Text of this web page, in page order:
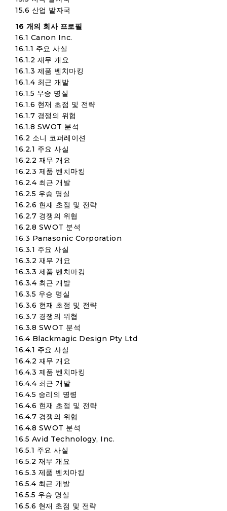
15.6 산업 발자국
16 개의 회사 프로필
16.1 Canon Inc.
16.1.1 주요 사실
16.1.2 재무 개요
16.1.3 제품 벤치마킹
16.1.4 최근 개발
16.1.5 우승 명실
16.1.6 현재 초점 및 전략
16.1.7 경쟁의 위협
16.1.8 SWOT 분석
16.2 소니 코퍼레이션
16.2.1 주요 사실
16.2.2 재무 개요
16.2.3 제품 벤치마킹
16.2.4 최근 개발
16.2.5 우승 명실
16.2.6 현재 초점 및 전략
16.2.7 경쟁의 위협
16.2.8 SWOT 분석
16.3 Panasonic Corporation
16.3.1 주요 사실
16.3.2 재무 개요
16.3.3 제품 벤치마킹
16.3.4 최근 개발
16.3.5 우승 명실
16.3.6 현재 초점 및 전략
16.3.7 경쟁의 위협
16.3.8 SWOT 분석
16.4 Blackmagic Design Pty Ltd
16.4.1 주요 사실
16.4.2 재무 개요
16.4.3 제품 벤치마킹
16.4.4 최근 개발
16.4.5 승리의 명령
16.4.6 현재 초점 및 전략
16.4.7 경쟁의 위협
16.4.8 SWOT 분석
16.5 Avid Technology, Inc.
16.5.1 주요 사실
16.5.2 재무 개요
16.5.3 제품 벤치마킹
16.5.4 최근 개발
16.5.5 우승 명실
16.5.6 현재 초점 및 전략